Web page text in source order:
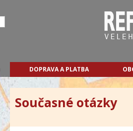
DOPRAVA A PLATBA
Současné otázky